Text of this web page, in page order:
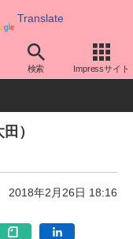
Translate
検索 Impressサイト
格安スマホ/SIMフリースマ
）
2018年2月26日 18:16